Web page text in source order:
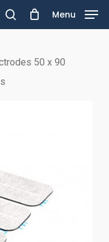
search
Menu
50 x 90